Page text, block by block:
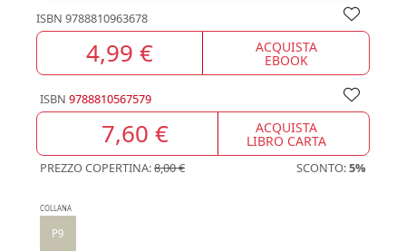
ISBN 9788810963678
4,99 € ACQUISTA
EBOOK
ISBN 9788810567579
7,60 € ACQUISTA
LIBRO CARTA
PREZZO COPERTINA:8,00 € SCONTO:5%
COLLANA
P9